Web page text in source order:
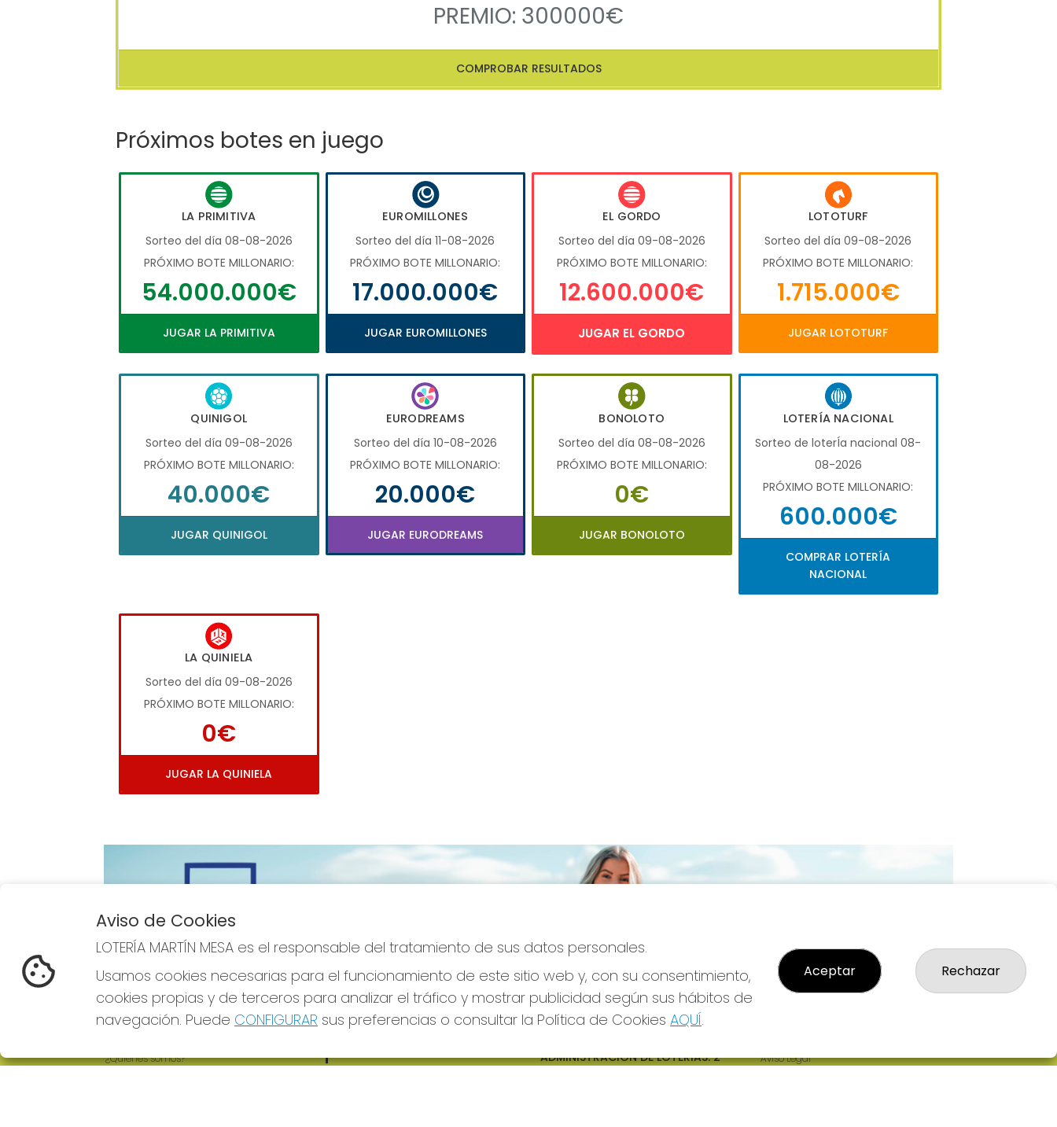
PREMIO: 300000€
COMPROBAR RESULTADOS
Próximos botes en juego
LA PRIMITIVA
Sorteo del día 08-08-2026
PRÓXIMO BOTE MILLONARIO:
54.000.000€
JUGAR LA PRIMITIVA
EUROMILLONES
Sorteo del día 11-08-2026
PRÓXIMO BOTE MILLONARIO:
17.000.000€
JUGAR EUROMILLONES
EL GORDO
Sorteo del día 09-08-2026
PRÓXIMO BOTE MILLONARIO:
12.600.000€
JUGAR EL GORDO
LOTOTURF
Sorteo del día 09-08-2026
PRÓXIMO BOTE MILLONARIO:
1.715.000€
JUGAR LOTOTURF
QUINIGOL
Sorteo del día 09-08-2026
PRÓXIMO BOTE MILLONARIO:
40.000€
JUGAR QUINIGOL
EURODREAMS
Sorteo del día 10-08-2026
PRÓXIMO BOTE MILLONARIO:
20.000€
JUGAR EURODREAMS
BONOLOTO
Sorteo del día 08-08-2026
PRÓXIMO BOTE MILLONARIO:
0€
JUGAR BONOLOTO
LOTERÍA NACIONAL
Sorteo de loterÍa nacional 08-
08-2026
PRÓXIMO BOTE MILLONARIO:
600.000€
COMPRAR LOTERÍA
NACIONAL
LA QUINIELA
Sorteo del día 09-08-2026
PRÓXIMO BOTE MILLONARIO:
0€
JUGAR LA QUINIELA
Imagen anterior
LOTERÍA MARTÍN MESA
¿Quiénes somos?
REDES SOCIALES
ADMINISTRACION DE LOTERIAS: 2-
CIUDAD RODRIGO - RECEPTOR
Aviso Legal
Aviso de Cookies
LOTERÍA MARTÍN MESA es el responsable del tratamiento de sus datos personales.
Usamos cookies necesarias para el funcionamiento de este sitio web y, con su consentimiento,
cookies propias y de terceros para analizar el tráfico y mostrar publicidad según sus hábitos de
navegación. Puede CONFIGURAR sus preferencias o consultar la Política de Cookies AQUÍ.
Aceptar Rechazar